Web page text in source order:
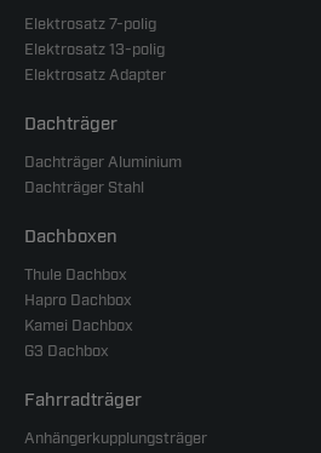
Elektrosatz 7-polig
Elektrosatz 13-polig
Elektrosatz Adapter
Dachträger
Dachträger Aluminium
Dachträger Stahl
Dachboxen
Thule Dachbox
Hapro Dachbox
Kamei Dachbox
G3 Dachbox
Fahrradträger
Anhängerkupplungsträger